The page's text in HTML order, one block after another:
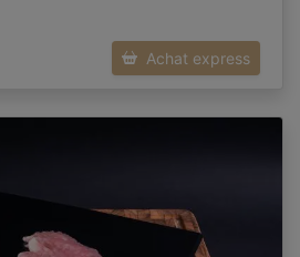
Achat express